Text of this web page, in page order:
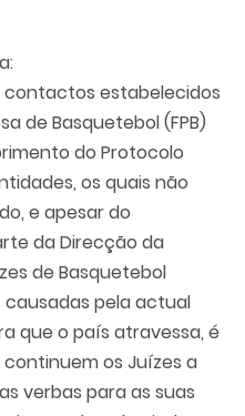
contactos estabelecidos
de Basquetebol (FPB)
do Protocolo
os quais não
e apesar do
da Direcção da
de Basquetebol
causadas pela actual
que o país atravessa, é
os Juízes a
verbas para as suas